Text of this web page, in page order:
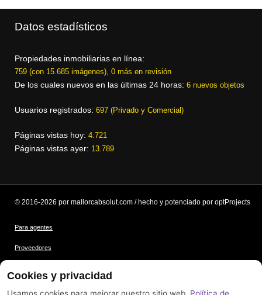
Datos estadísticos
Propiedades inmobiliarias en línea:
759 (con 15.685 imágenes), 0 más en revisión
De los cuales nuevos en las últimas 24 horas: 6 nuevos objetos
Usuarios registrados: 697 (Privado y Comercial)
Páginas vistas hoy: 4.721
Páginas vistas ayer: 13.789
© 2016-2026 por mallorcabsolut.com / hecho y potenciado por optProjects
Para agentes
Proveedores
Cookies y privacidad